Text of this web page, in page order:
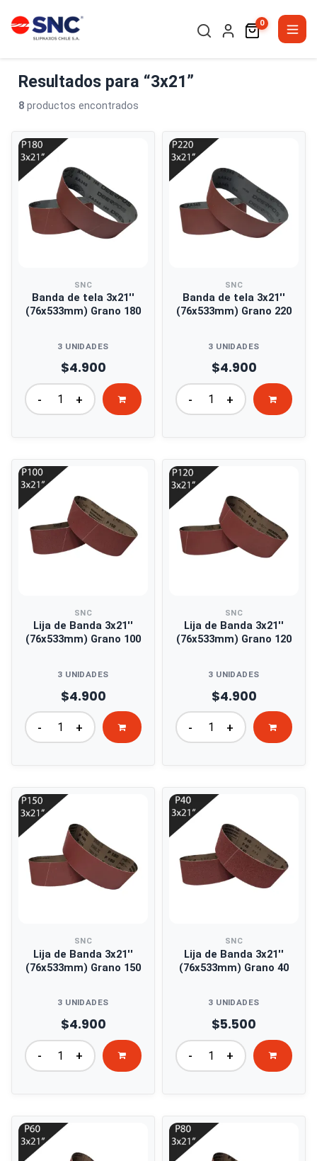
0
Resultados para “3x21”
8 productos encontrados
SNC
Banda de tela 3x21''
(76x533mm) Grano 180
3 UNIDADES
$4.900
- +
SNC
Banda de tela 3x21''
(76x533mm) Grano 220
3 UNIDADES
$4.900
- +
SNC
Lija de Banda 3x21''
(76x533mm) Grano 100
3 UNIDADES
$4.900
- +
SNC
Lija de Banda 3x21''
(76x533mm) Grano 120
3 UNIDADES
$4.900
- +
SNC
Lija de Banda 3x21''
(76x533mm) Grano 150
3 UNIDADES
$4.900
- +
SNC
Lija de Banda 3x21''
(76x533mm) Grano 40
3 UNIDADES
$5.500
- +